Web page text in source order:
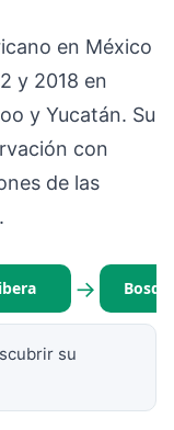
en México
y 2018 en
y Yucatán. Su
con
de las
→
su